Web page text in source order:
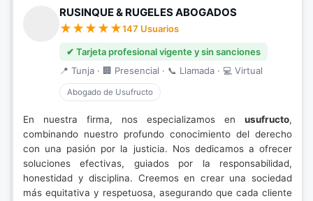
RUSINQUE & RUGELES ABOGADOS
147 Usuarios
✔ Tarjeta profesional vigente y sin sanciones
📍 Tunja · 🏢 Presencial · 📞 Llamada · 💻 Virtual
Abogado de Usufructo
En nuestra firma, nos especializamos en usufructo,
combinando nuestro profundo conocimiento del derecho
con una pasión por la justicia. Nos dedicamos a ofrecer
soluciones efectivas, guiados por la responsabilidad,
honestidad y disciplina. Creemos en crear una sociedad
más equitativa y respetuosa, asegurando que cada cliente